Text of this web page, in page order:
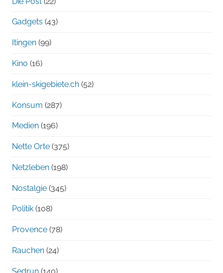
Gadgets (43)
Itingen (99)
Kino (16)
klein-skigebiete.ch (52)
Konsum (287)
Medien (196)
Nette Orte (375)
Netzleben (198)
Nostalgie (345)
Politik (108)
Provence (78)
Rauchen (24)